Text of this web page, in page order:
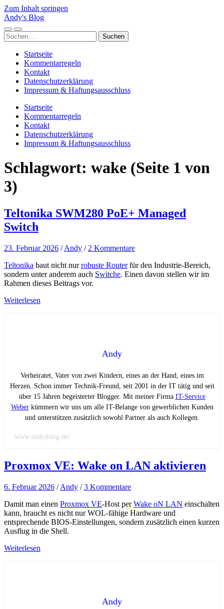
Zum Inhalt springen
Andy's Blog
Mobile-
Menü
Suchfeld
ein-/ausblenden
Suchen
nach:
Startseite
Kommentarregeln
Kontakt
Datenschutzerklärung
Impressum & Haftungsausschluss
Startseite
Kommentarregeln
Kontakt
Datenschutzerklärung
Impressum & Haftungsausschluss
Schlagwort: wake (Seite 1 von
3)
Teltonika SWM280 PoE+ Managed
Switch
23. Februar 2026 /Andy / 2 Kommentare
Teltonika baut nicht nurrobuste Routerfür den Industrie-Bereich,
sondern unter anderem auch Switche. Einen davon stellen wir im
Rahmen dieses Beitrags vor.
Weiterlesen
Andy
Verheiratet, Vater von zwei Kindern, eines an der Hand, eines im
Herzen. Schon immer Technik-Freund, seit 2001 in der IT tätig und seit
über 15 Jahren begeisterter Blogger. Mit meiner Firma IT-Service
Weberkümmern wir uns um alle IT-Belange von gewerblichen Kunden
und unterstützen zusätzlich sowohl Partner als auch Kollegen.
www.andysblog.de/
Proxmox VE: Wake on LAN aktivieren
6. Februar 2026 /Andy /3 Kommentare
Damit man einen Proxmox VE-Host perWake oN LAN einschalten
kann, braucht es nicht nur WOL-fähige Hardware und
entsprechende BIOS-Einstellungen, sondern zusätzlich einen kurzen
Ausflug in die Shell.
Weiterlesen
Andy